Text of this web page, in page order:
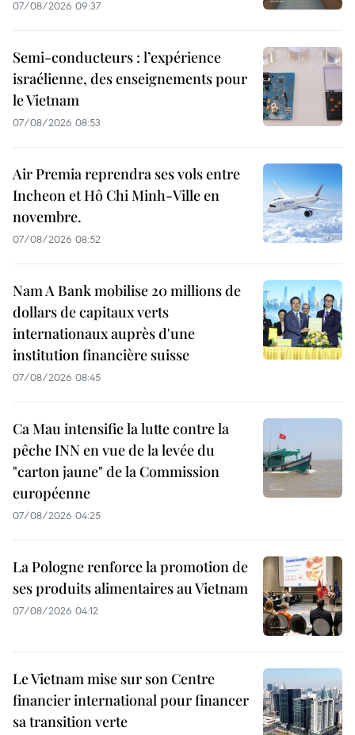
07/08/2026 09:37
Semi-conducteurs : l’expérience
israélienne, des enseignements pour
le Vietnam
07/08/2026 08:53
Air Premia reprendra ses vols entre
Incheon et Hô Chi Minh-Ville en
novembre.
07/08/2026 08:52
Nam A Bank mobilise 20 millions de
dollars de capitaux verts
internationaux auprès d'une
institution financière suisse
07/08/2026 08:45
Ca Mau intensifie la lutte contre la
pêche INN en vue de la levée du
"carton jaune" de la Commission
européenne
07/08/2026 04:25
La Pologne renforce la promotion de
ses produits alimentaires au Vietnam
07/08/2026 04:12
Le Vietnam mise sur son Centre
financier international pour financer
sa transition verte